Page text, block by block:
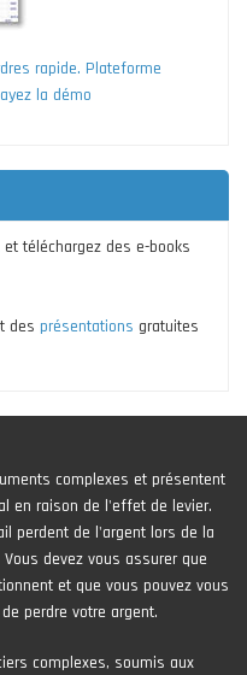
rapide. Plateforme
la démo
et téléchargez des e-books
des présentations gratuites
complexes et présentent
en raison de l'effet de levier.
perdent de l'argent lors de la
devez vous assurer que
et que vous pouvez vous
perdre votre argent.
complexes, soumis aux